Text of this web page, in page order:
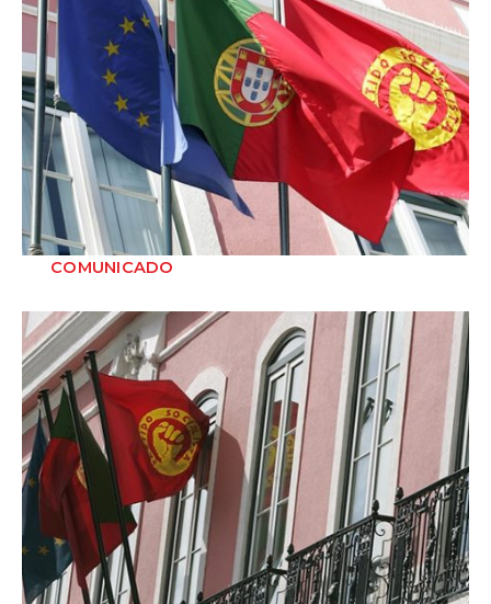
COMUNICADO
detenção de Domingos Simões Perei...